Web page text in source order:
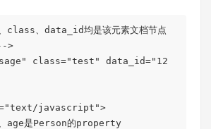
、data_id均是该元素文档节点
>
class="test" data_id="12
javascript">
age是Person的property